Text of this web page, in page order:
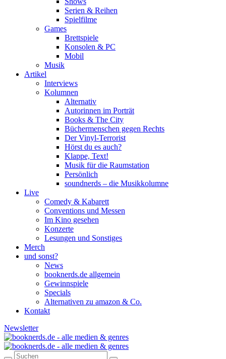
Serien & Reihen
Spielfilme
Games
Brettspiele
Konsolen & PC
Mobil
Musik
Artikel
Interviews
Kolumnen
Alternativ
Autorinnen im Porträt
Books & The City
Büchermenschen gegen Rechts
Der Vinyl-Terrorist
Hörst du es auch?
Klappe, Text!
Musik für die Raumstation
Persönlich
soundnerds – die Musikkolumne
Live
Comedy & Kabarett
Conventions und Messen
Im Kino gesehen
Konzerte
Lesungen und Sonstiges
Merch
und sonst?
News
booknerds.de allgemein
Gewinnspiele
Specials
Alternativen zu amazon & Co.
Kontakt
Newsletter